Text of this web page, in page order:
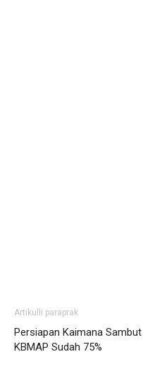
Artikulli paraprak
Persiapan Kaimana Sambut
KBMAP Sudah 75%